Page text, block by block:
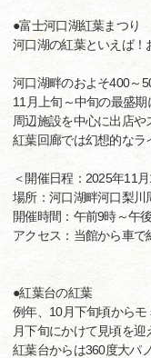
●富士河口湖紅葉まつり
河口湖の紅葉といえば！
河口湖畔のおよそ400～
11月上旬～中旬の最盛期
周辺施設を中心に出店や
紅葉回廊では幻想的なラ
＜開催日程：2025年11
場所：河口湖畔河口梨川
開催時間：午前9時～午
アクセス：当館から車で
●紅葉台の紅葉
例年、10月下旬頃から
月下旬にかけて見頃を迎
紅葉台からは360度大パ